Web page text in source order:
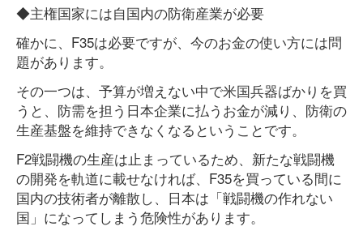
◆主権国家には自国内の防衛産業が必要
確かに、F35は必要ですが、今のお金の使い方には問
題があります。
その一つは、予算が増えない中で米国兵器ばかりを買
うと、防需を担う日本企業に払うお金が減り、防衛の
生産基盤を維持できなくなるということです。
F2戦闘機の生産は止まっているため、新たな戦闘機
の開発を軌道に載せなければ、F35を買っている間に
国内の技術者が離散し、日本は「戦闘機の作れない
国」になってしまう危険性があります。